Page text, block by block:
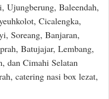
Ujungberung, Baleendah,
Cicalengka,
Soreang, Banjaran,
Batujajar, Lembang,
dan Cimahi Selatan
catering nasi box lezat,